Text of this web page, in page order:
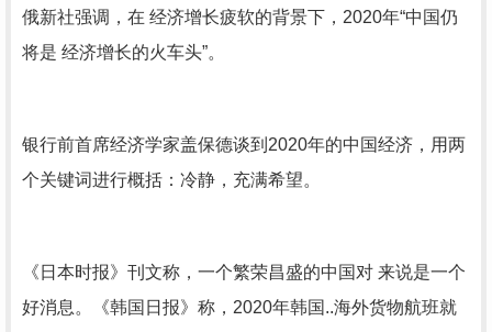
俄新社强调，在 经济增长疲软的背景下，2020年“中国仍
将是 经济增长的火车头”。
银行前首席经济学家盖保德谈到2020年的中国经济，用两
个关键词进行概括：冷静，充满希望。
《日本时报》刊文称，一个繁荣昌盛的中国对 来说是一个
好消息。《韩国日报》称，2020年韩国..海外货物航班就